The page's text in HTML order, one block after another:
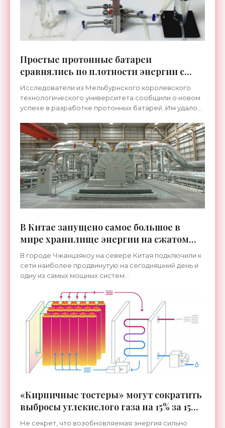
Простые протонные батареи
сравнялись по плотности энергии с
литий-ионными - «Технологии»
Исследователи из Мельбурнского королевского
технологического университета сообщили о новом
успехе в разработке протонных батарей. Им удалось
теперь она
В Китае запущено самое большое в
мире хранилище энергии на сжатом
воздухе - «Технологии»
В городе Чжанцзякоу на севере Китая подключили к
сети наиболее продвинутую на сегодняшний день и
одну из самых мощных систем...
«Кирпичные тостеры» могут сократить
выбросы углекислого газа на 15% за 15
лет - «Технологии»
Не секрет, что возобновляемая энергия сильно